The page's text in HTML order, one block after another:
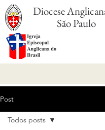
Diocese
São Paulo
Post
Todos posts